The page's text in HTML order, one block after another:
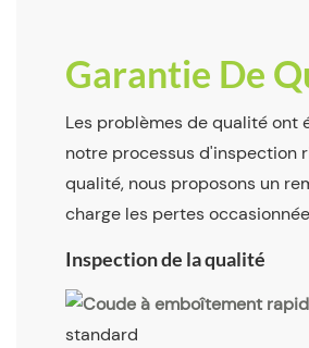
Garantie De
Les problèmes de qualité ont
notre processus d'inspection
qualité, nous proposons un
charge les pertes
Inspection de la qualité
standard